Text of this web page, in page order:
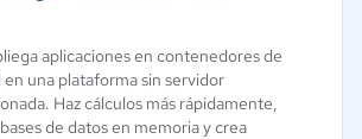
aplicaciones en contenedores de
en una plataforma sin servidor
Haz cálculos más rápidamente,
de datos en memoria y crea